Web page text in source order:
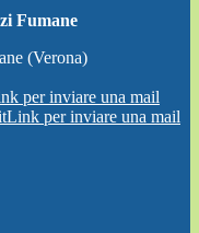
Fumane
(Verona)
per inviare una mail
Link per inviare una mail